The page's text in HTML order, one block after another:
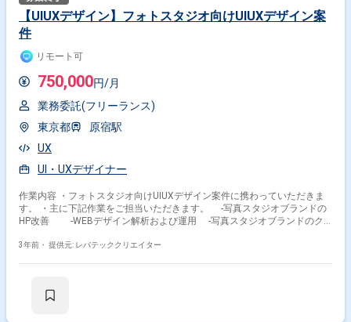
【UIUXデザイン】フォトスタジオ向けUIUXデザイン案
件
リモート可
750,000円/月
業務委託(フリーランス)
東京都
原宿駅
UX
UI・UXデザイナー
作業内容 ・フォトスタジオ向けUIUXデザイン案件に携わっていただきま
す。 ・主に下記作業をご担当いただきます。 -写真スタジオブランドの
HP改善 -WEBデザイン解析および運用 -写真スタジオブランドのク
3年前・ 提供元: レバテッククリエイター